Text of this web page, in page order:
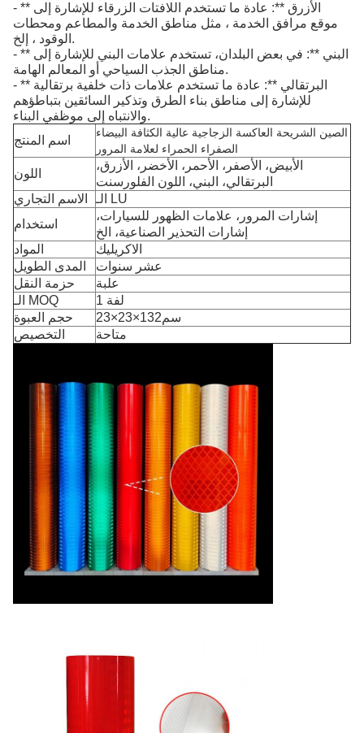
- ** الأزرق **: عادة ما تستخدم اللافتات الزرقاء للإشارة إلى
موقع مرافق الخدمة ، مثل مناطق الخدمة والمطاعم ومحطات
الوقود ، إلخ.
- ** البني **: في بعض البلدان، تستخدم علامات البني للإشارة إلى
مناطق الجذب السياحي أو المعالم الهامة.
- ** البرتقالي **: عادة ما تستخدم علامات ذات خلفية برتقالية
للإشارة إلى مناطق بناء الطرق وتذكير السائقين بتباطؤهم
والانتباه إلى موظفي البناء.
اسم المنتج
الصين الشريحة العاكسة الزجاجية عالية الكثافة البيضاء
الصفراء الحمراء لعلامة المرور
اللون
الأبيض، الأصفر، الأحمر، الأخضر، الأزرق،
البرتقالي، البني، اللون الفلورسنت
الاسم التجاري
الـ LU
استخدام
إشارات المرور، علامات الظهور للسيارات،
إشارات التحذير الصناعية، الخ
المواد
الاكريليك
المدى الطويل
عشر سنوات
حزمة النقل
علبة
الـ MOQ
1 لفة
حجم العبوة
23×23×132سم
التخصيص
متاحة